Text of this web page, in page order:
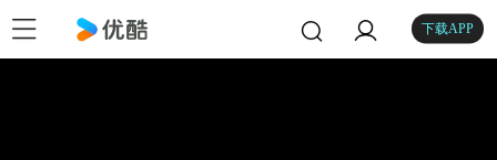
下载APP